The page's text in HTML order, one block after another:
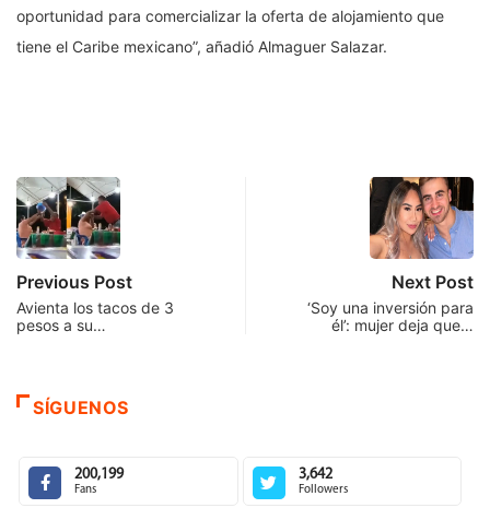
oportunidad para comercializar la oferta de alojamiento que
tiene el Caribe mexicano”, añadió Almaguer Salazar.
Previous Post
Avienta los tacos de 3
pesos a su…
Next Post
‘Soy una inversión para
él’: mujer deja que…
SÍGUENOS
200,199
Fans
3,642
Followers